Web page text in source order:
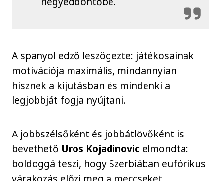
A spanyol edző leszögezte: játékosainak
motivációja maximális, mindannyian
hisznek a kijutásban és mindenki a
legjobbját fogja nyújtani.
A jobbszélsőként és jobbátlövőként is
bevethető Uros Kojadinovic elmondta:
boldoggá teszi, hogy Szerbiában eufórikus
várakozás előzi meg a meccseket.